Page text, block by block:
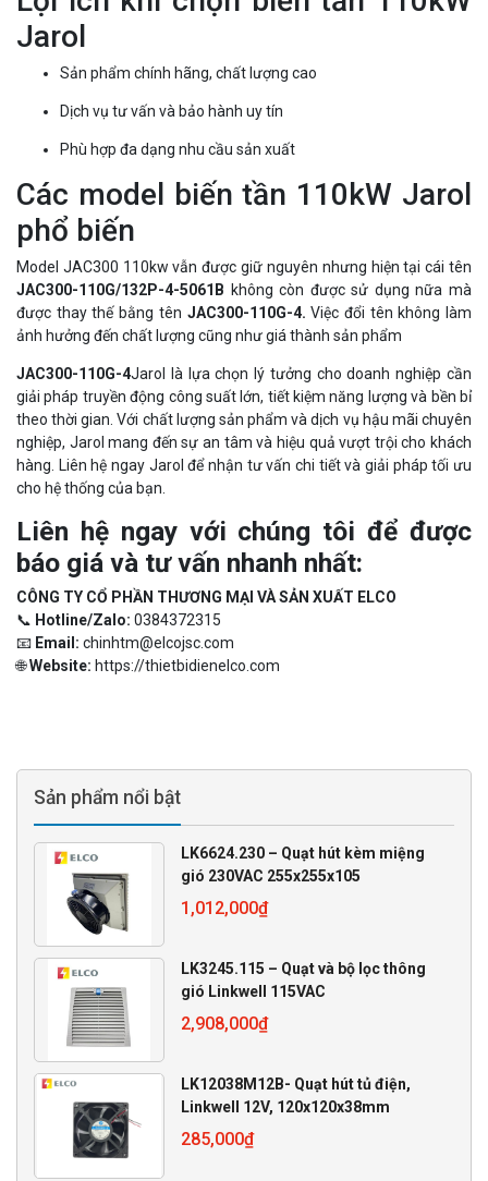
Jarol
Sản phẩm chính hãng, chất lượng cao
Dịch vụ tư vấn và bảo hành uy tín
Phù hợp đa dạng nhu cầu sản xuất
Các model biến tần 110kW Jarol
phổ biến
Model JAC300 110kw vẫn được giữ nguyên nhưng hiện tại cái tên
JAC300-110G/132P-4-5061B không còn được sử dụng nữa mà
được thay thế bằng tên JAC300-110G-4.Việc đổi tên không làm
ảnh hưởng đến chất lượng cũng như giá thành sản phẩm
JAC300-110G-4Jarol là lựa chọn lý tưởng cho doanh nghiệp cần
giải pháp truyền động công suất lớn, tiết kiệm năng lượng và bền bỉ
theo thời gian. Với chất lượng sản phẩm và dịch vụ hậu mãi chuyên
nghiệp, Jarol mang đến sự an tâm và hiệu quả vượt trội cho khách
hàng. Liên hệ ngay Jarol để nhận tư vấn chi tiết và giải pháp tối ưu
cho hệ thống của bạn.
Liên hệ ngay với chúng tôi để được
báo giá và tư vấn nhanh nhất:
CÔNG TY CỔ PHẦN THƯƠNG MẠI VÀ SẢN XUẤT ELCO
📞 Hotline/Zalo: 0384372315
📧 Email: chinhtm@elcojsc.com
🌐Website: https://thietbidienelco.com
Sản phẩm nổi bật
LK6624.230 – Quạt hút kèm miệng
gió 230VAC 255x255x105
1,012,000₫
LK3245.115 – Quạt và bộ lọc thông
gió Linkwell 115VAC
2,908,000₫
LK12038M12B- Quạt hút tủ điện,
Linkwell 12V, 120x120x38mm
285,000₫